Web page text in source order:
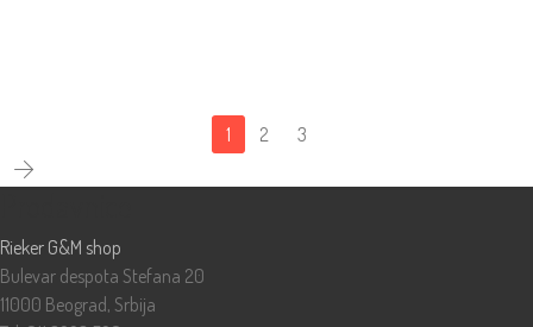
1 2 3
Rieker G&M shop
Bulevar despota Stefana 20
11000 Beograd, Srbija